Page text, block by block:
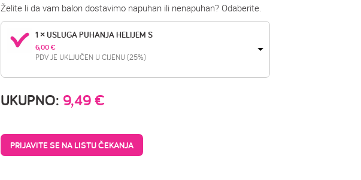
Želite li da vam balon dostavimo napuhan ili nenapuhan? Odaberite.
1 × USLUGA PUHANJA HELIJEM S
6,00 €
PDV JE UKLJUČEN U CIJENU (25%)
UKUPNO: 9,49€
PRIJAVITE SE NA LISTU ČEKANJA